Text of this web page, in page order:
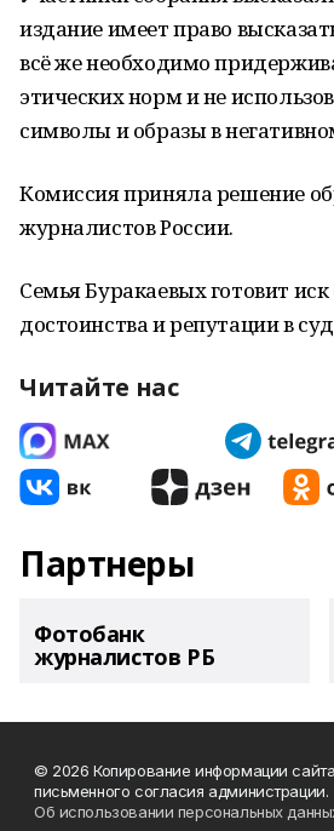
издание имеет право
всё же необходимо
этических норм и не
символы и образы в
Комиссия приняла решение
журналистов России.
Семья Буракаевых готовит
достоинства и репутации в
Читайте нас
Партнеры
Фотобанк
журналистов РБ
© 2026 Копирование информации
письменного согласия администрации.
Об использовании персональных